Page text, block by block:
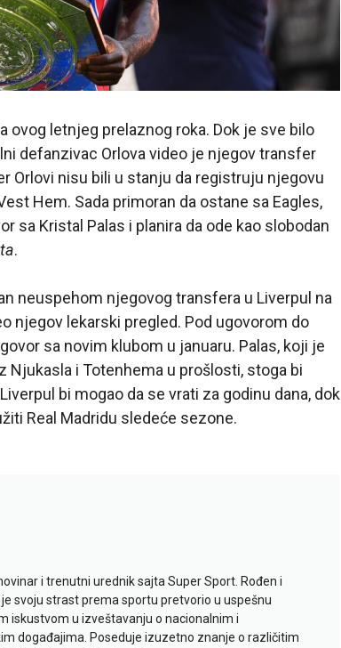
ovog letnjeg prelaznog roka. Dok je sve bilo
defanzivac Orlova video je njegov transfer
Orlovi nisu bili u stanju da registruju njegovu
Hem. Sada primoran da ostane sa Eagles,
sa Kristal Palas i planira da ode kao slobodan
.
neuspehom njegovog transfera u Liverpul na
njegov lekarski pregled. Pod ugovorom do
sa novim klubom u januaru. Palas, koji je
Njukasla i Totenhema u prošlosti, stoga bi
bi mogao da se vrati za godinu dana, dok
Real Madridu sledeće sezone.
i trenutni urednik sajta Super Sport. Rođen i
svoju strast prema sportu pretvorio u uspešnu
iskustvom u izveštavanju o nacionalnim i
događajima. Poseduje izuzetno znanje o različitim